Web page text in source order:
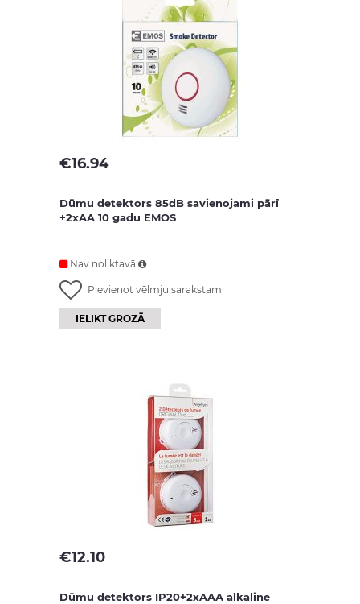
€16.94
Dūmu detektors 85dB savienojami pārī
+2xAA 10 gadu EMOS
Nav noliktavā
Pievienot vēlmju sarakstam
IELIKT GROZĀ
€12.10
Dūmu detektors IP20+2xAAA alkaline